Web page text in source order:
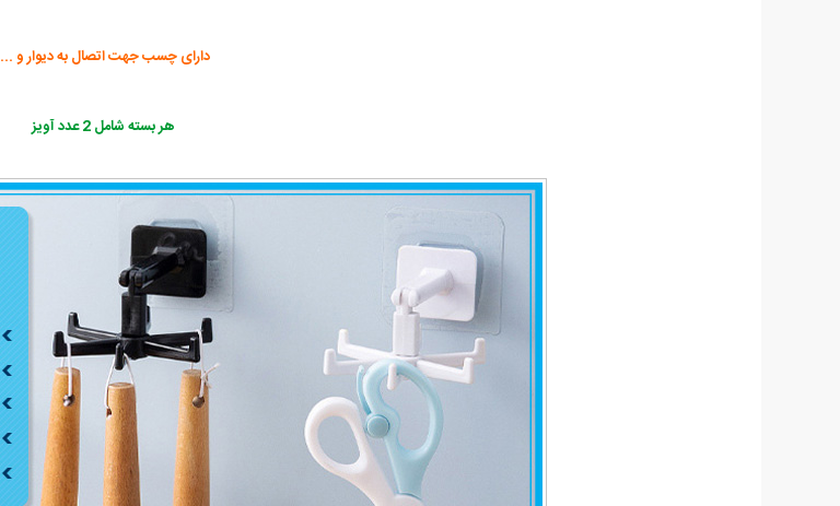
دارای چسب جهت اتصال به دیوار و ...
هر بسته شامل 2 عدد آویز